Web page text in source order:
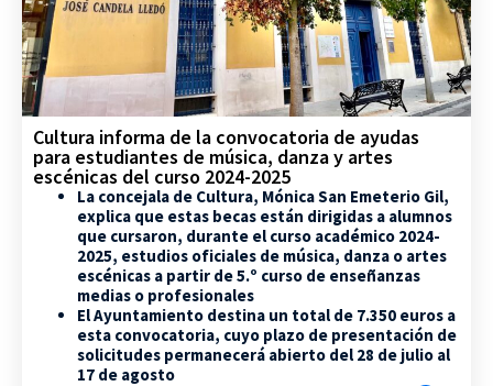
Cultura informa de la convocatoria de ayudas
para estudiantes de música, danza y artes
escénicas del curso 2024-2025
La concejala de Cultura, Mónica San Emeterio Gil,
explica que estas becas están dirigidas a alumnos
que cursaron, durante el curso académico 2024-
2025, estudios oficiales de música, danza o artes
escénicas a partir de 5.º curso de enseñanzas
medias o profesionales
El Ayuntamiento destina un total de 7.350 euros a
esta convocatoria, cuyo plazo de presentación de
solicitudes permanecerá abierto del 28 de julio al
17 de agosto